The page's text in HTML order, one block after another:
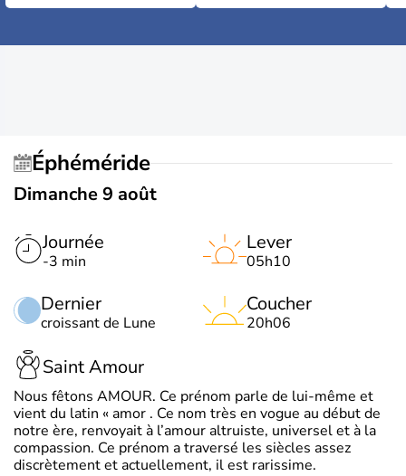
Éphéméride
Dimanche 9 août
Journée
-3 min
Dernier
croissant de Lune
Lever
05h10
Coucher
20h06
Saint Amour
Nous fêtons AMOUR. Ce prénom parle de lui-même et
vient du latin « amor . Ce nom très en vogue au début de
notre ère, renvoyait à l’amour altruiste, universel et à la
compassion. Ce prénom a traversé les siècles assez
discrètement et actuellement, il est rarissime.